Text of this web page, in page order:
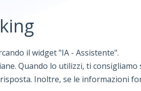
il widget "IA - Assistente".
Quando lo utilizzi, ti consigliamo
Inoltre, se le informazioni